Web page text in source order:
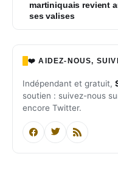
martiniquais revient
ses valises
❤️ AIDEZ-NOUS,
Indépendant et gratuit,
soutien : suivez-nous
encore Twitter.